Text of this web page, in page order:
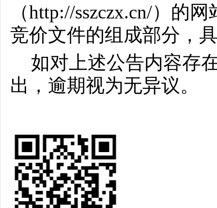
（http://sszczx.cn/）的
竞价文件的组成部分，
如对上述公告内容存
出，逾期视为无异议。